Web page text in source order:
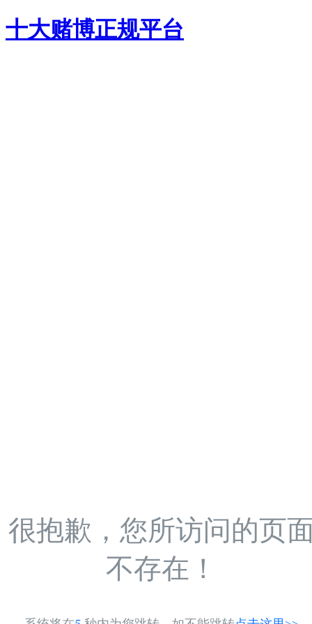
十大赌博正规平台
很抱歉，您所访问的页
不存在！